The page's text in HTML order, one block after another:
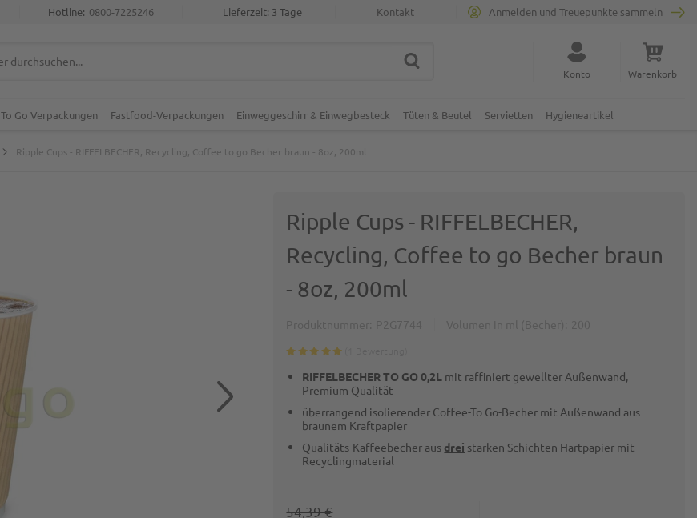
Kontakt
Lieferzeit: 3 Tage
Hotline: 0800-7225246 Anmelden und Treuepunkte sammeln
Suche schließen
SUCHE Konto Warenkorb
To Go Verpackungen Fastfood-Verpackungen Einweggeschirr & Einwegbesteck Tüten & Beutel Servietten Hygieneartikel
Ripple Cups - RIFFELBECHER, Recycling, Coffee to go Becher braun - 8oz, 200ml
Ripple Cups - RIFFELBECHER,
Recycling, Coffee to go Becher braun
- 8oz, 200ml
RIFFELBECHER TO GO 0,2L mit raffiniert gewellter Außenwand,
Premium Qualität
überrangend isolierender Coffee-To Go-Becher mit Außenwand aus
braunem Kraftpapier
Qualitäts-Kaffeebecher aus drei starken Schichten Hartpapier mit
Recyclingmaterial
54,39 €